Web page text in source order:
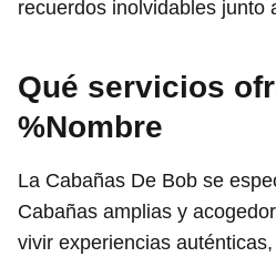
recuerdos inolvidables junto
Qué servicios
%Nombre
La Cabañas De Bob se
Cabañas amplias y
vivir experiencias